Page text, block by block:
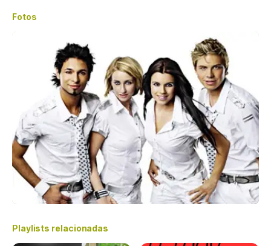
Fotos
Playlists relacionadas